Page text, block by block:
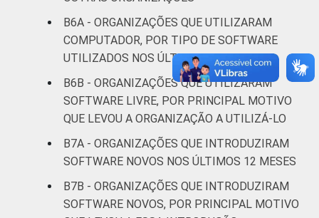
Fonte: CGI.br/NIC.br, Centro Regional de
Estudos para o Desenvolvimento da
Sociedade da Informação (Cetic.br),
Pesquisa sobre o uso das Tecnologias de
Informação e Comunicação nas organizações
sem fins lucrativos brasileiras - TIC
Organizações Sem Fins Lucrativos 2016
B6A - ORGANIZAÇÕES QUE UTILIZARAM
COMPUTADOR, POR TIPO DE SOFTWARE
UTILIZADOS NOS ÚLTIMOS 12 MESES
B6B - ORGANIZAÇÕES QUE UTILIZARAM
SOFTWARE LIVRE, POR PRINCIPAL MOTIVO
QUE LEVOU A ORGANIZAÇÃO A UTILIZÁ-LO
B7A - ORGANIZAÇÕES QUE INTRODUZIRAM
SOFTWARE NOVOS NOS ÚLTIMOS 12 MESES
B7B - ORGANIZAÇÕES QUE INTRODUZIRAM
SOFTWARE NOVOS, POR PRINCIPAL MOTIVO